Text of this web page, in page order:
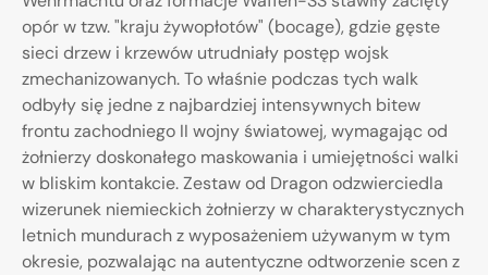
opór w tzw. "kraju żywopłotów" (bocage), gdzie gęste
sieci drzew i krzewów utrudniały postęp wojsk
zmechanizowanych. To właśnie podczas tych walk
odbyły się jedne z najbardziej intensywnych bitew
frontu zachodniego II wojny światowej, wymagając od
żołnierzy doskonałego maskowania i umiejętności walki
w bliskim kontakcie. Zestaw od Dragon odzwierciedla
wizerunek niemieckich żołnierzy w charakterystycznych
letnich mundurach z wyposażeniem używanym w tym
okresie, pozwalając na autentyczne odtworzenie scen z